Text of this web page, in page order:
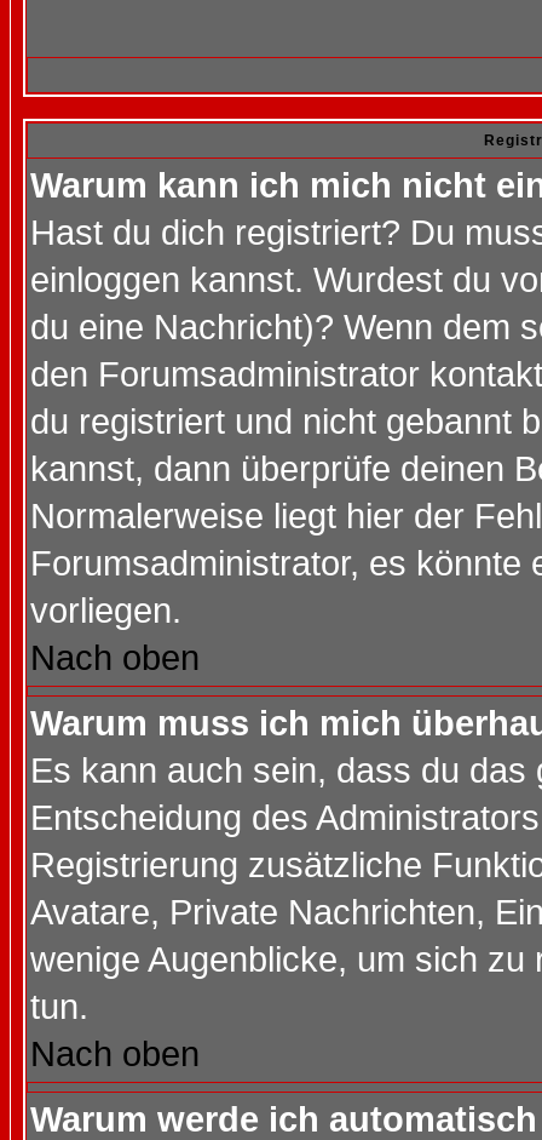
Warum kann ich mich nicht
Hast du dich registriert? Du
einloggen kannst. Wurdest du
du eine Nachricht)? Wenn dem
den Forumsadministrator
du registriert und nicht gebannt
kannst, dann überprüfe deinen
Normalerweise liegt hier der
Forumsadministrator, es könnte
vorliegen.
Nach oben
Warum muss ich mich
Es kann auch sein, dass du
Entscheidung des
Registrierung zusätzliche
Avatare, Private Nachrichten,
wenige Augenblicke, um sich
tun.
Nach oben
Warum werde ich